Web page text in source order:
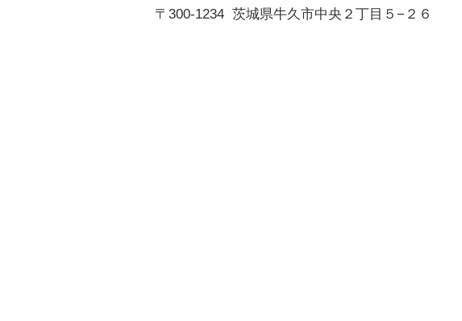
〒300-1234 茨城県牛久市中央２丁目５−２６